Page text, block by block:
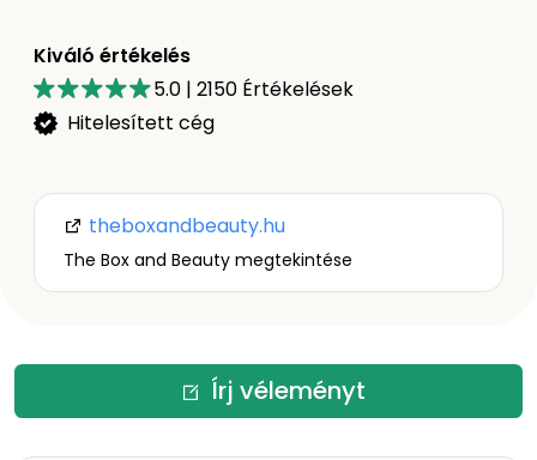
Kiváló értékelés
5.0 | 2150 Értékelések
Hitelesített cég
theboxandbeauty.hu
The Box and Beauty megtekintése
Írj véleményt